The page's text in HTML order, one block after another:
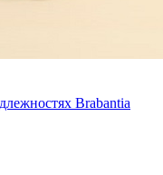
Brabantia